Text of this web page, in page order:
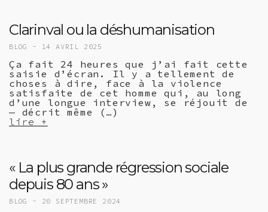
Clarinval ou la déshumanisation
BLOG - 14 AVRIL 2025
Ça fait 24 heures que j’ai fait cette
saisie d’écran. Il y a tellement de
choses à dire, face à la violence
satisfaite de cet homme qui, au long
d’une longue interview, se réjouit de
— décrit même (…)
lire +
« La plus grande régression sociale
depuis 80 ans »
BLOG - 20 SEPTEMBRE 2024